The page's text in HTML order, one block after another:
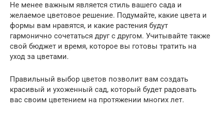
Не менее важным является стиль вашего сада и
желаемое цветовое решение. Подумайте, какие цвета и
формы вам нравятся, и какие растения будут
гармонично сочетаться друг с другом. Учитывайте также
свой бюджет и время, которое вы готовы тратить на
уход за цветами.
Правильный выбор цветов позволит вам создать
красивый и ухоженный сад, который будет радовать
вас своим цветением на протяжении многих лет.